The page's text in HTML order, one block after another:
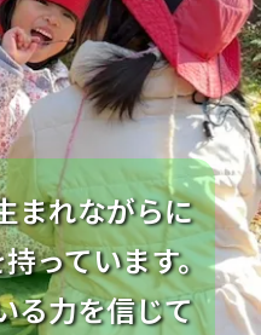
まれながらに
っています。
る力を信じて